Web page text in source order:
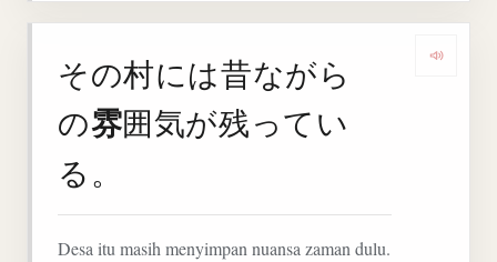
その村には昔ながら
の雰囲気が残ってい
る。
Desa itu masih menyimpan nuansa zaman dulu.